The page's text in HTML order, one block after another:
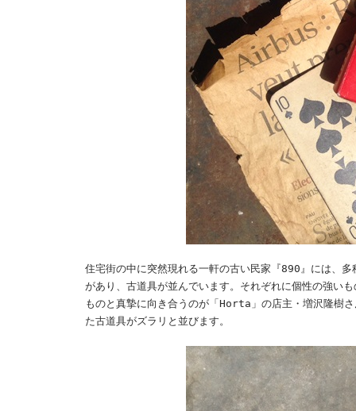
住宅街の中に突然現れる一軒の古い民家『890』には、
があり、古道具が並んでいます。それぞれに個性の強い
ものと真摯に向き合うのが「Horta」の店主・増沢隆樹
た古道具がズラリと並びます。